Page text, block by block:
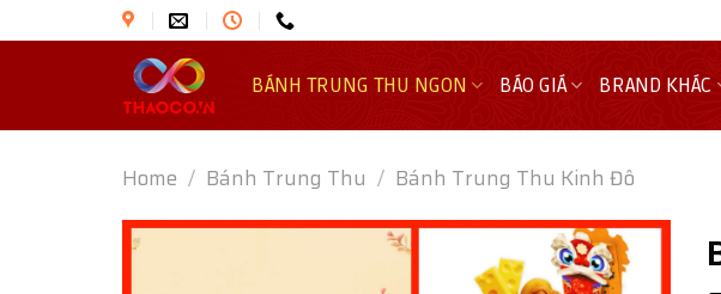
to
BÁNH TRUNG THU NGON BÁO GIÁ BRAND KHÁC
Home / Bánh Trung Thu / Bánh Trung Thu Kinh Đô